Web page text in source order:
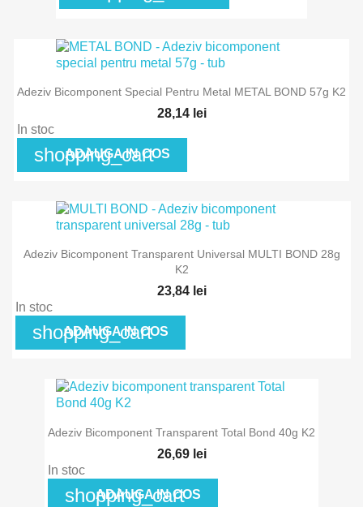
Adeziv Bicomponent Special Pentru Metal METAL BOND 57g K2
28,14 lei
In stoc
shopping_cart
ADAUGA IN COS
Adeziv Bicomponent Transparent Universal MULTI BOND 28g
K2
23,84 lei
In stoc
shopping_cart
ADAUGA IN COS
Adeziv Bicomponent Transparent Total Bond 40g K2
26,69 lei
In stoc
shopping_cart
ADAUGA IN COS